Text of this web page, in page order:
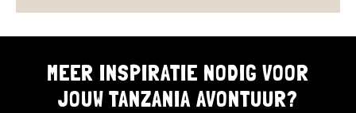
MEER INSPIRATIE NODIG VOOR
JOUW TANZANIA AVONTUUR?